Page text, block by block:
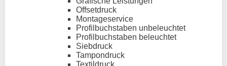
Offsetdruck
Montageservice
Profilbuchstaben unbeleuchtet
Profilbuchstaben beleuchtet
Siebdruck
Tampondruck
Textildruck